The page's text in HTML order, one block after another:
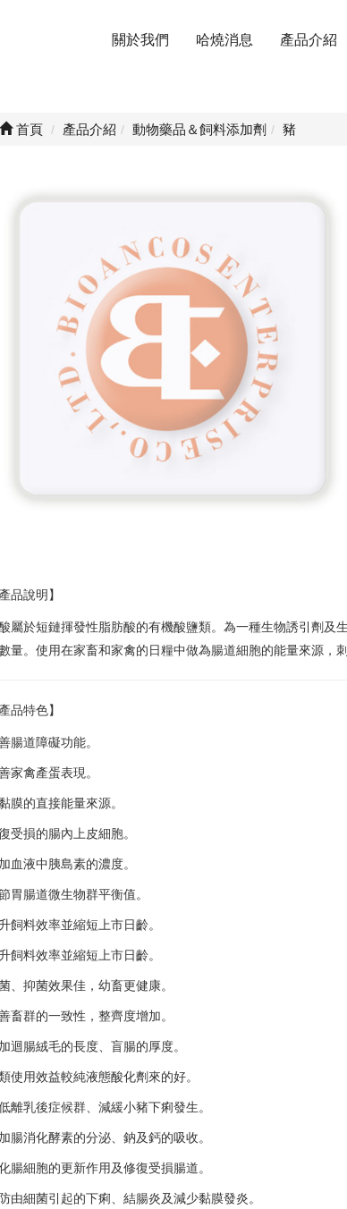
關於我們 哈燒消息 產品介紹
首頁 產品介紹 動物藥品＆飼料添加劑 豬
產品說明】
屬於短鏈揮發性脂肪酸的有機酸鹽類。為一種生物誘引劑及
量。使用在家畜和家禽的日糧中做為腸道細胞的能量來源，
產品特色】
腸道障礙功能。
家禽產蛋表現。
膜的直接能量來源。
受損的腸內上皮細胞。
血液中胰島素的濃度。
胃腸道微生物群平衡值。
飼料效率並縮短上市日齡。
飼料效率並縮短上市日齡。
、抑菌效果佳，幼畜更健康。
畜群的一致性，整齊度增加。
迴腸絨毛的長度、盲腸的厚度。
使用效益較純液態酸化劑來的好。
離乳後症候群、減緩小豬下痢發生。
腸消化酵素的分泌、鈉及鈣的吸收。
腸細胞的更新作用及修復受損腸道。
由細菌引起的下痢、結腸炎及減少黏膜發炎。